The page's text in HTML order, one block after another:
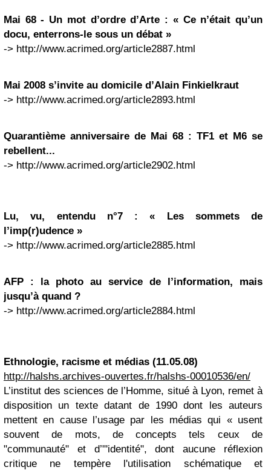
Mai 68 - Un mot d’ordre d’Arte : « Ce n’était qu’un
docu, enterrons-le sous un débat »
-> http://www.acrimed.org/article2887.html
Mai 2008 s’invite au domicile d’Alain Finkielkraut
-> http://www.acrimed.org/article2893.html
Quarantième anniversaire de Mai 68 : TF1 et M6 se
rebellent...
-> http://www.acrimed.org/article2902.html
Lu, vu, entendu n°7 : « Les sommets de
l’imp(r)udence »
-> http://www.acrimed.org/article2885.html
AFP : la photo au service de l’information, mais
jusqu’à quand ?
-> http://www.acrimed.org/article2884.html
Ethnologie, racisme et médias (11.05.08)
http://halshs.archives-ouvertes.fr/halshs-00010536/en/
L’institut des sciences de l’Homme, situé à Lyon, remet à
disposition un texte datant de 1990 dont les auteurs
mettent en cause l’usage par les médias qui « usent
souvent de mots, de concepts tels ceux de
"communauté" et d’"'identité", dont aucune réflexion
critique ne tempère l'utilisation schématique et